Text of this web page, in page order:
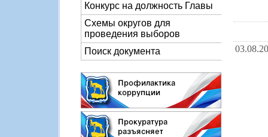
Конкурс на должность Главы
Схемы округов для
проведения выборов
Поиск документа